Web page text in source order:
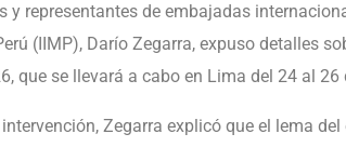
y representantes de embajadas
(IIMP), Darío Zegarra, expuso detalles
que se llevará a cabo en Lima del 24 al 26
Zegarra explicó que el lema